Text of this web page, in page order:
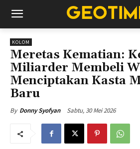
KOLOM
Meretas Kematian:
Miliarder Membeli
Menciptakan Kasta
Baru
By Donny Syofyan Sabtu, 30 Mei 2026